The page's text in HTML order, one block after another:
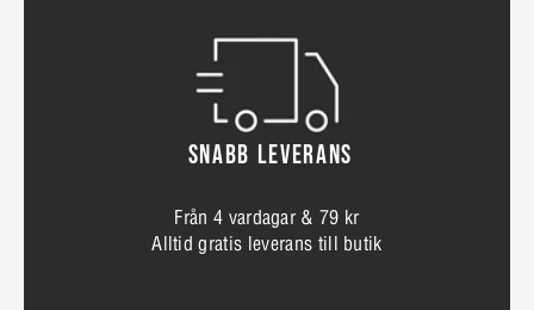
SNABB LEVERANS
Från 4 vardagar & 79 kr
Alltid gratis leverans till butik